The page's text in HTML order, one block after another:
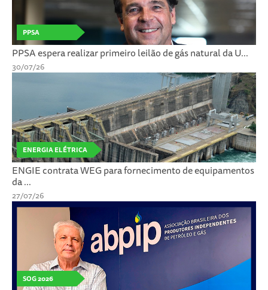
PPSA
PPSA espera realizar primeiro leilão de gás natural da U...
30/07/26
ENERGIA ELÉTRICA
ENGIE contrata WEG para fornecimento de equipamentos
da ...
27/07/26
SOG 2026